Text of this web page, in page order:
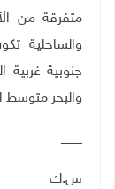
متفرقة من
والساحلية
جنوبية غربية
والبحر متوسط
س.ك